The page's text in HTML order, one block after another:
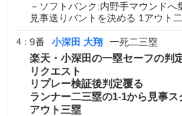
－ソフトバンク:内野手マウンドへ
見事送りバントを決める 1アウト
4： 9番 小深田 大翔 一死二三塁
楽天・小深田の一塁セーフの判
リクエスト
リプレー検証後判定覆る
ランナー二三塁の1-1から見事
アウト三塁